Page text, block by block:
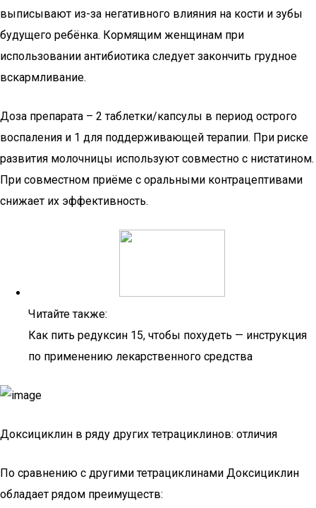
выписывают из-за негативного влияния на кости и зубы
будущего ребёнка. Кормящим женщинам при
использовании антибиотика следует закончить грудное
вскармливание.
Доза препарата – 2 таблетки/капсулы в период острого
воспаления и 1 для поддерживающей терапии. При риске
развития молочницы используют совместно с нистатином.
При совместном приёме с оральными контрацептивами
снижает их эффективность.
Читайте также:
Как пить редуксин 15, чтобы похудеть — инструкция
по применению лекарственного средства
Доксициклин в ряду других тетрациклинов: отличия
По сравнению с другими тетрациклинами Доксициклин
обладает рядом преимуществ: